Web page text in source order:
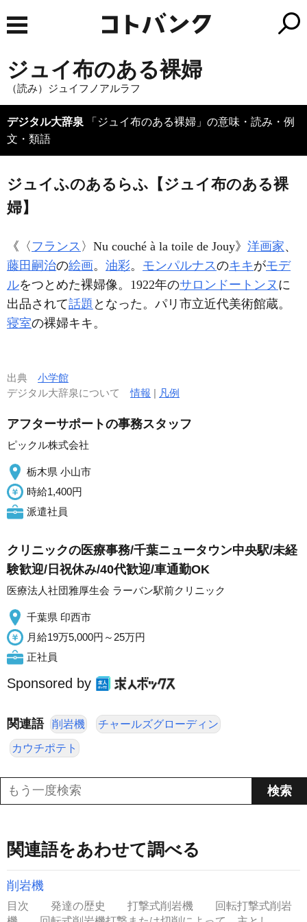
ジュイ布のある裸婦
（読み）ジュイフノアルラフ
デジタル大辞泉 「ジュイ布のある裸婦」の意味・読み・例
文・類語
ジュイふのあるらふ【ジュイ布のある裸
婦】
《〈 フランス 〉 Nu couché à la toile de Jouy》 洋画家、
藤田嗣治の絵画。 油彩。 モンパルナスのキキがモデ
ルをつとめた裸婦像。1922年のサロンドートンヌ に
出品されて話題 となった。パリ市立近代美術館蔵。
寝室の裸婦キキ。
出典 小学館
デジタル大辞泉について情報 | 凡例
アフターサポートの事務スタッフ
ピックル株式会社
栃木県 小山市
時給1,400円
派遣社員
クリニックの医療事務/千葉ニュータウン中央駅/未経
験歓迎/日祝休み/40代歓迎/車通勤OK
医療法人社団雅厚生会 ラーバン駅前クリニック
千葉県 印西市
月給19万5,000円～25万円
正社員
Sponsored by
関連語 削岩機 チャールズグローディン
カウチポテト
関連語をあわせて調べる
削岩機
目次 発達の歴史 打撃式削岩機 回転打撃式削岩